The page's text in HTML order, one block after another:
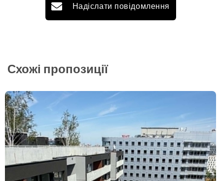
Надіслати повідомлення
Схожі пропозиції